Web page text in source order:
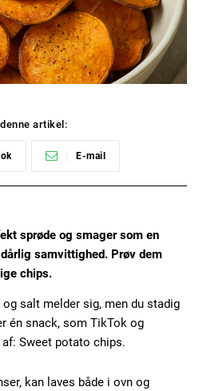
artikel:
E-mail
sprøde og smager som en
samvittighed. Prøv dem
chips.
salt melder sig, men du stadig
én snack, som TikTok og
Sweet potato chips.
kan laves både i ovn og